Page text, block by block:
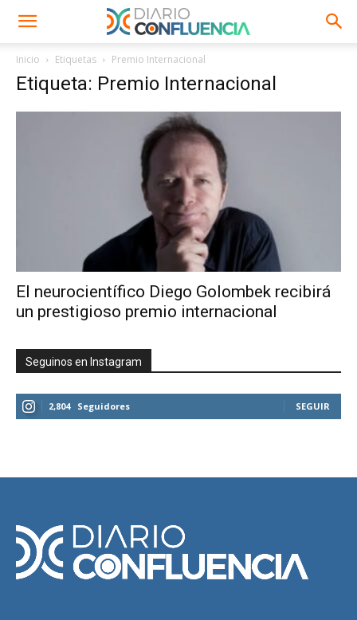
Inicio Etiquetas Premio Internacional
Etiqueta: Premio Internacional
El neurocientífico Diego Golombek recibirá
un prestigioso premio internacional
Seguinos en Instagram
2,804 Seguidores SEGUIR